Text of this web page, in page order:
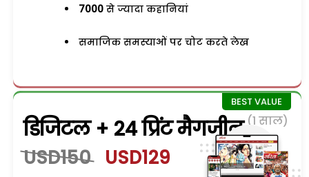
7000 से ज्यादा कहानियां
समाजिक समस्याओं पर चोट करते लेख
डिजिटल + 24 प्रिंट मैगजीन (1 साल)
USD150 USD129